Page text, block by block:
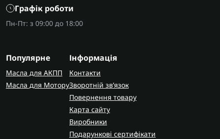
Графік роботи
Пн-Пт: з 09:00 до 18:00
Популярне
Масла для АКПП
Масла для Мотору
Інформація
Контакти
Зворотній зв’язок
Повернення товару
Карта сайту
Виробники
Подарункові сертифікати